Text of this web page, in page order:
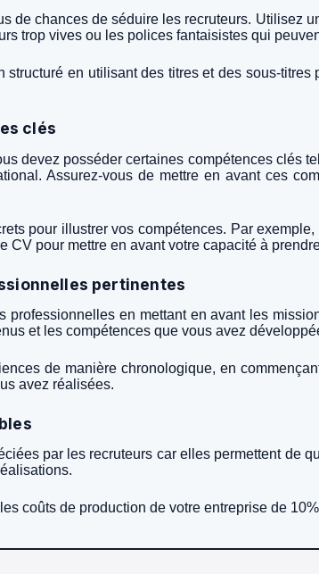
de chances de séduire les recruteurs. Utilisez
trop vives ou les polices fantaisistes qui
en utilisant des titres et des sous-
clés
devez posséder certaines compétences
Assurez-vous de mettre en avant ces
pour illustrer vos compétences. Par
CV pour mettre en avant votre capacité à
pertinentes
professionnelles en mettant en avant les
et les compétences que vous avez
de manière chronologique, en
avez réalisées.
par les recruteurs car elles permettent de
coûts de production de votre entreprise de